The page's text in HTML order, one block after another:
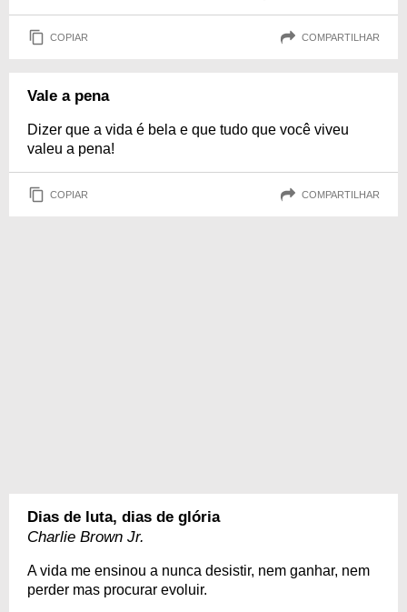
COPIAR COMPARTILHAR
Vale a pena
Dizer que a vida é bela e que tudo que você viveu
valeu a pena!
COPIAR COMPARTILHAR
Dias de luta, dias de glória
Charlie Brown Jr.
A vida me ensinou a nunca desistir, nem ganhar, nem
perder mas procurar evoluir.